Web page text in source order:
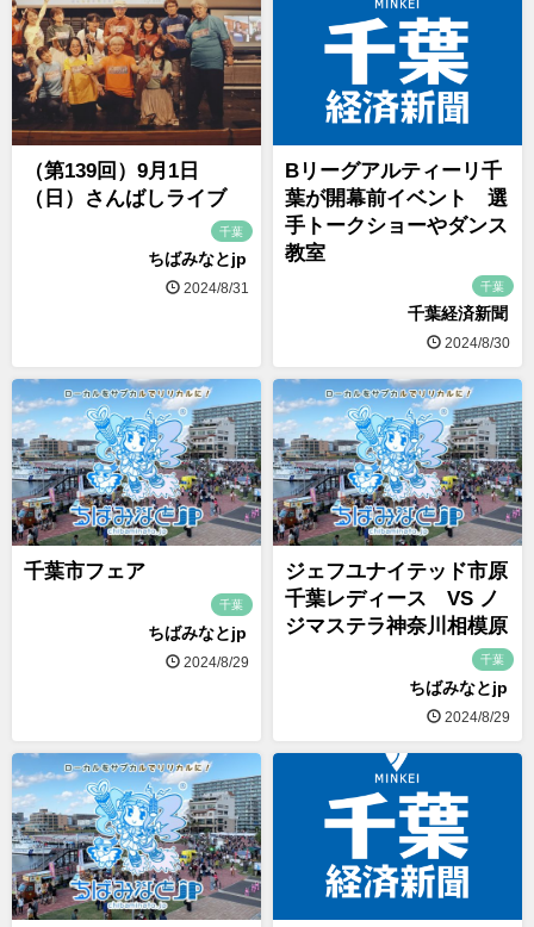
（第139回）9月1日
（日）さんばしライブ
千葉
ちばみなとjp
2024/8/31
Bリーグアルティーリ千
葉が開幕前イベント 選
手トークショーやダンス
教室
千葉
千葉経済新聞
2024/8/30
千葉市フェア
千葉
ちばみなとjp
2024/8/29
ジェフユナイテッド市原
千葉レディース VS ノ
ジマステラ神奈川相模原
千葉
ちばみなとjp
2024/8/29